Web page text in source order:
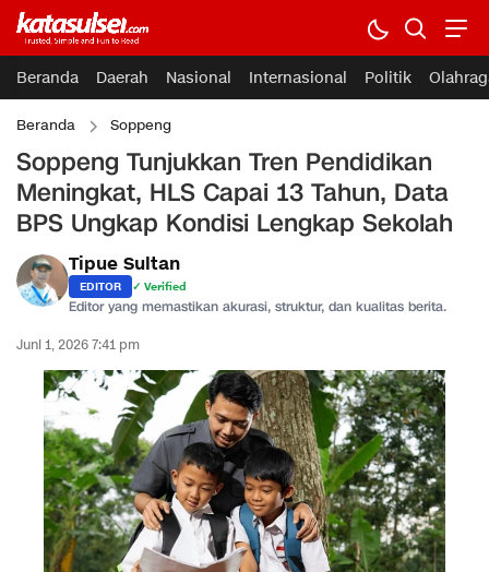
Beranda Daerah Nasional Internasional Politik
Beranda Soppeng
Soppeng Tunjukkan Tren Pendidikan
Meningkat, HLS Capai 13 Tahun, Data
BPS Ungkap Kondisi Lengkap Sekolah
Tipue Sultan
EDITOR ✓ Verified
Editor yang memastikan akurasi, struktur, dan kualitas berita.
Juni 1, 2026 7:41 pm